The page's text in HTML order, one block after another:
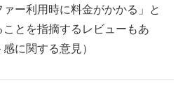
ー利用時に料金がかかる」と
とを指摘するレビューもあ
に関する意見）